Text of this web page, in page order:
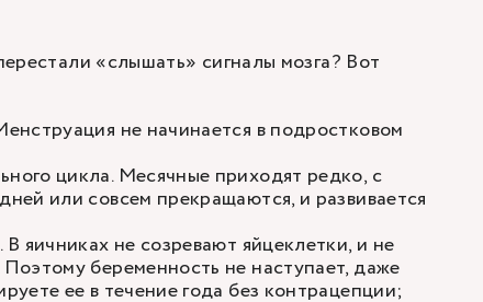
«слышать» сигналы мозга? Вот
не начинается в подростковом
цикла. Месячные приходят редко, с
или совсем прекращаются, и развивается
яичниках не созревают яйцеклетки, и не
беременность не наступает, даже
ее в течение года без контрацепции;